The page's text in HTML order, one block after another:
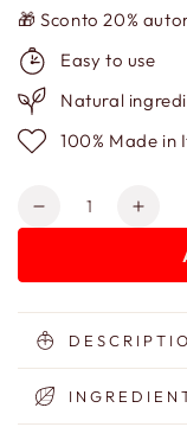
🎁 Sconto 20%
Easy to use
Natural
100% Made in
Quantity
Decrease
Balm
-
Hyaluronic
Acid
Balm
-
Acid